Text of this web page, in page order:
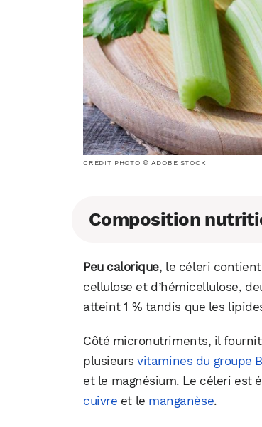
CRÉDIT PHOTO © ADOBE STOCK
Composition
Peu calorique, le céleri
cellulose et d’hémicellulose,
atteint 1 % tandis que les
Côté micronutriments, il
plusieursvitamines du groupe B
et le magnésium. Le céleri est
cuivre et le manganèse.